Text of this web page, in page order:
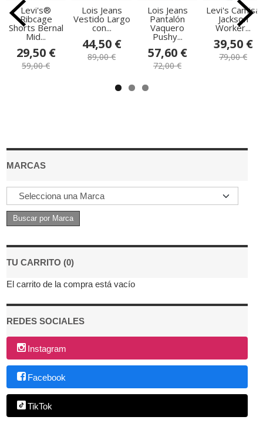
MARCAS
TU CARRITO (0)
El carrito de la compra está vacío
REDES SOCIALES
Instagram
Facebook
TikTok
Levi's®
Ribcage
Shorts Bernal
Mid...
29,50 €
59,00 €
Lois Jeans
Vestido Largo
con...
44,50 €
89,00 €
Lois Jeans
Pantalón
Vaquero
Pushy...
57,60 €
72,00 €
Levi's Camisa
Jackson
Worker...
39,50 €
79,00 €